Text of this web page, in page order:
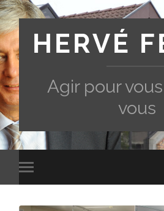
HERVÉ
Agir pour
vous
Toggle
mobile